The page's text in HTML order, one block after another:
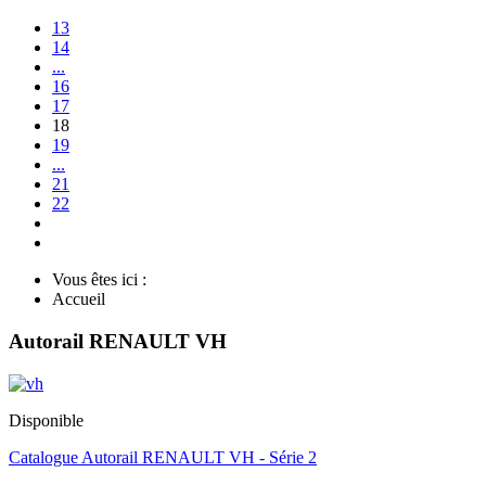
13
14
...
16
17
18
19
...
21
22
Vous êtes ici :
Accueil
Autorail RENAULT VH
Disponible
Catalogue Autorail RENAULT VH - Série 2